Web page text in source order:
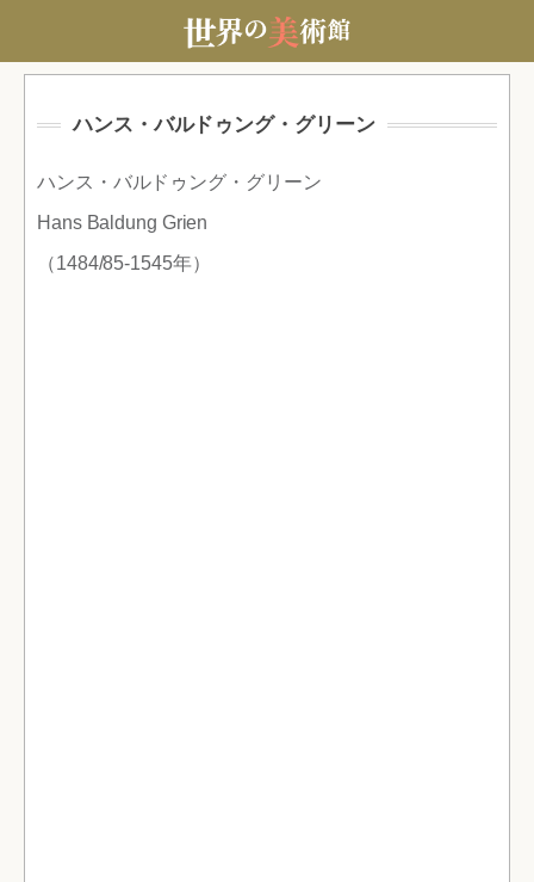
ハンス・バルドゥング・グリーン
ハンス・バルドゥング・グリーン
Hans Baldung Grien
（1484/85-1545年）